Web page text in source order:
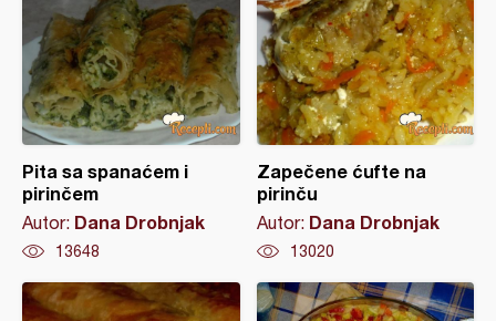
Pita sa spanaćem i
pirinčem
Autor: Dana Drobnjak
13648
Zapečene ćufte na
pirinču
Autor: Dana Drobnjak
13020